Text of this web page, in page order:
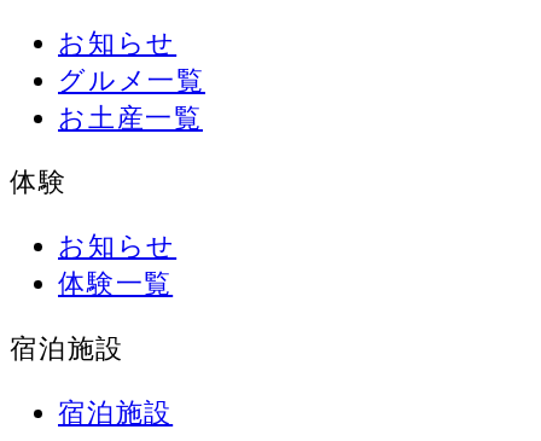
お知らせ
グルメ一覧
お土産一覧
体験
お知らせ
体験一覧
宿泊施設
宿泊施設